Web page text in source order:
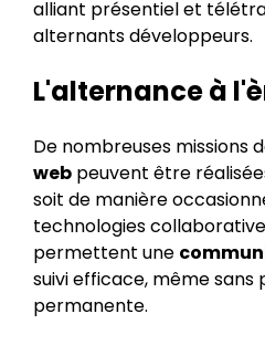
alliant présentiel et
alternants développeurs.
L'alternance à
De nombreuses missions
web peuvent être
soit de manière
technologies
permettent une
suivi efficace, même sans
permanente.